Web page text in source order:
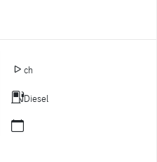
ch
Diesel